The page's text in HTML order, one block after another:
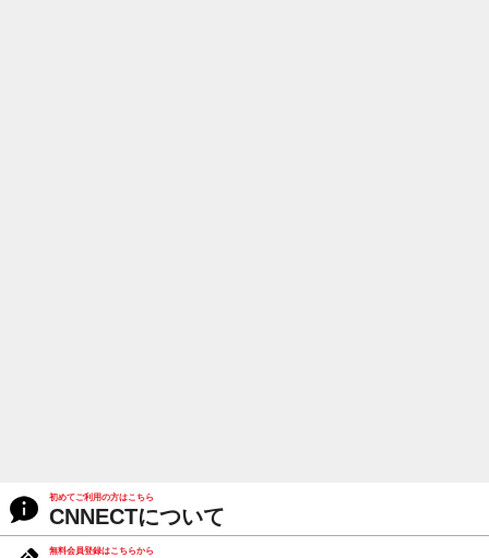
初めてご利用の方はこちら
CNNECTについて
無料会員登録はこちらから